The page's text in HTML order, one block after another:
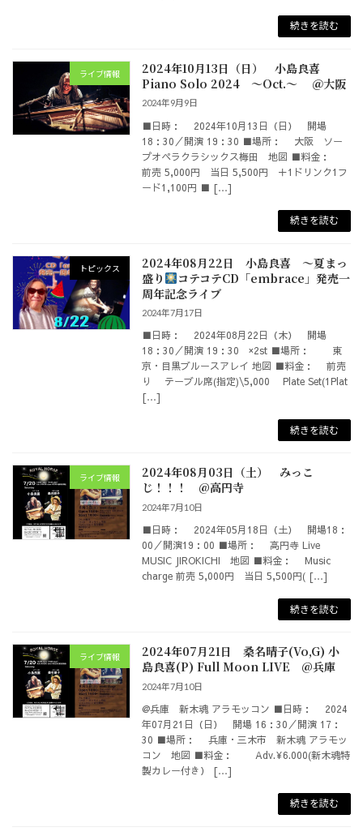
続きを読む
ライブ情報
2024年10月13日（日） 小島良喜
Piano Solo 2024 ～Oct.～ ＠大阪
2024年9月9日
■日時： 2024年10月13日（日） 開場
18：30／開演 19：30 ■場所： 大阪 ソー
プオペラクラシックス梅田 地図 ■料金：
前売 5,000円 当日 5,500円 ＋1ドリンク1フ
ード1,100円 ■ […]
続きを読む
トピックス
2024年08月22日 小島良喜 ～夏まっ
盛り
コテコテCD「embrace」発売一
周年記念ライブ
2024年7月17日
■日時： 2024年08月22日（木） 開場
18：30／開演 19：30 ×2st ■場所： 東
京・目黒ブルースアレイ 地図 ■料金： 前売
り テーブル席(指定)\5,000 Plate Set(1Plat
[…]
続きを読む
ライブ情報
2024年08月03日（土） みっこ
じ！！！ @高円寺
2024年7月10日
■日時： 2024年05月18日（土） 開場18：
00／開演19：00 ■場所： 高円寺 Live
MUSIC JIROKICHI 地図 ■料金： Music
charge 前売 5,000円 当日 5,500円( […]
続きを読む
ライブ情報
2024年07月21日 桑名晴子(Vo,G) 小
島良喜(P) Full Moon LIVE @兵庫
2024年7月10日
@兵庫 新木魂 アラモッコン ■日時： 2024
年07月21日（日） 開場 16：30／開演 17：
30 ■場所： 兵庫・三木市 新木魂 アラモッ
コン 地図 ■料金： Adv.¥6.000(新木魂特
製カレー付き） […]
続きを読む